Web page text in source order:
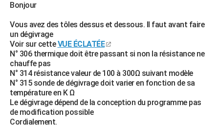
Bonjour
Vous avez des tôles dessus et dessous. Il faut avant faire
un dégivrage
Voir sur cetteVUE ÉCLATÉE
N° 306 thermique doit être passant si non la résistance ne
chauffe pas
N° 314 résistance valeur de 100 à 300Ω suivant modèle
N° 315 sonde de dégivrage doit varier en fonction de sa
température en K Ω
Le dégivrage dépend de la conception du programme pas
de modification possible
Cordialement.